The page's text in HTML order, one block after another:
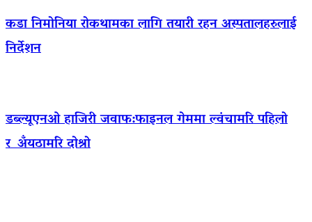
कडा निमोनिया रोकथामका लागि तयारी रहन अस्पतालहरुलाई
निर्देशन
डब्ल्यूएनओ हाजिरी जवाफ:फाइनल गेममा ल्वंचामरि पहिलो
र अँयठामरि दोश्रो